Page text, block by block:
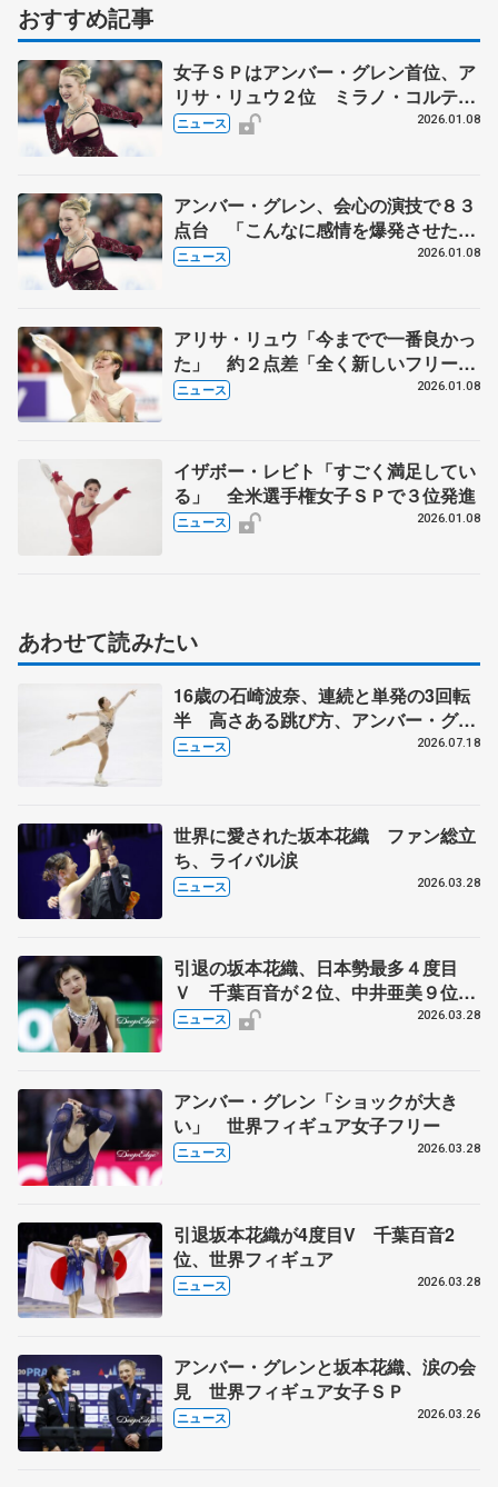
おすすめ記事
女子ＳＰはアンバー・グレン首位、ア
リサ・リュウ２位 ミラノ・コルティ
ナ五輪代表選考会の全米選手権
ニュース 2026.01.08
アンバー・グレン、会心の演技で８３
点台 「こんなに感情を爆発させたの
は初めて」
ニュース 2026.01.08
アリサ・リュウ「今までで一番良かっ
た」 約２点差「全く新しいフリーに
なる。楽しみ」
ニュース 2026.01.08
イザボー・レビト「すごく満足してい
る」 全米選手権女子ＳＰで３位発進
ニュース 2026.01.08
あわせて読みたい
16歳の石崎波奈、連続と単発の3回転
半 高さある跳び方、アンバー・グレ
ン参考に
ニュース 2026.07.18
世界に愛された坂本花織 ファン総立
ち、ライバル涙
ニュース 2026.03.28
引退の坂本花織、日本勢最多４度目
Ｖ 千葉百音が２位、中井亜美９位
世界フィギュア
ニュース 2026.03.28
アンバー・グレン「ショックが大き
い」 世界フィギュア女子フリー
ニュース 2026.03.28
引退坂本花織が4度目V 千葉百音2
位、世界フィギュア
ニュース 2026.03.28
アンバー・グレンと坂本花織、涙の会
見 世界フィギュア女子ＳＰ
ニュース 2026.03.26